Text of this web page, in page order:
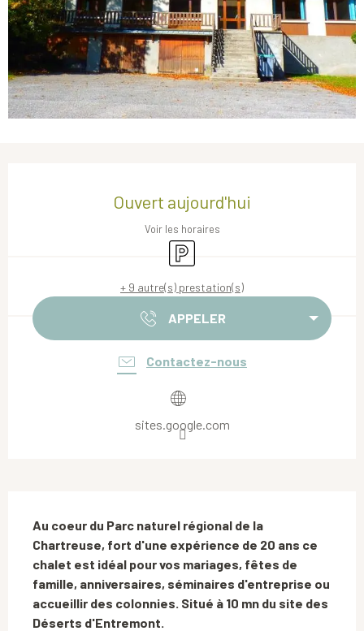
Ouvert aujourd'hui
Voir les horaires
Parking
+ 9 autre(s) prestation(s)
APPELER
Contactez-nous
sites.google.com
Au coeur du Parc naturel régional de la
Chartreuse, fort d'une expérience de 20 ans ce
chalet est idéal pour vos mariages, fêtes de
famille, anniversaires, séminaires d'entreprise ou
accueillir des colonnies. Situé à 10 mn du site des
Déserts d'Entremont.